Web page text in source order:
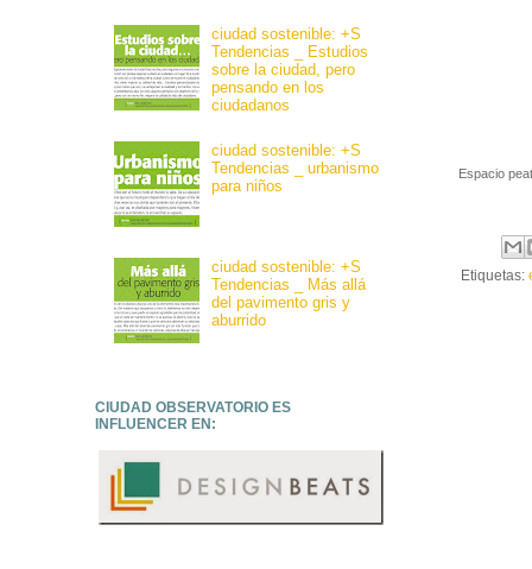
Espacio
Etiquetas:
ciudad sostenible: +S
Tendencias _ Estudios
sobre la ciudad, pero
pensando en los
ciudadanos
ciudad sostenible: +S
Tendencias _ urbanismo
para niños
ciudad sostenible: +S
Tendencias _ Más allá
del pavimento gris y
aburrido
CIUDAD OBSERVATORIO ES
INFLUENCER EN: